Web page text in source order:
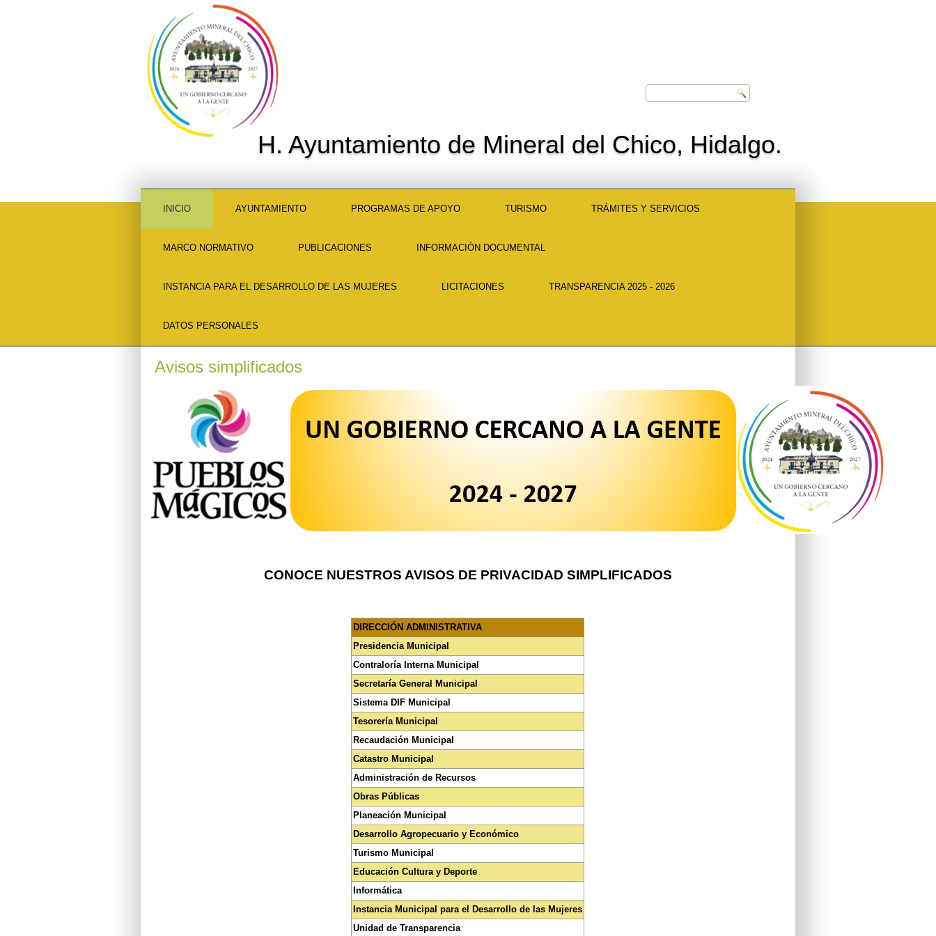
H. Ayuntamiento de Mineral del Chico, Hidalgo.
INICIO AYUNTAMIENTO PROGRAMAS DE APOYO TURISMO TRÁMITES Y SERVICIOS
MARCO NORMATIVO PUBLICACIONES INFORMACIÓN DOCUMENTAL
INSTANCIA PARA EL DESARROLLO DE LAS MUJERES LICITACIONES TRANSPARENCIA 2025 - 2026
DATOS PERSONALES
Avisos simplificados
CONOCE NUESTROS AVISOS DE PRIVACIDAD SIMPLIFICADOS
DIRECCIÓN ADMINISTRATIVA
Presidencia Municipal
Contraloría Interna Municipal
Secretaría General Municipal
Sistema DIF Municipal
Tesorería Municipal
Recaudación Municipal
Catastro Municipal
Administración de Recursos
Obras Públicas
Planeación Municipal
Desarrollo Agropecuario y Económico
Turismo Municipal
Educación Cultura y Deporte
Informática
Instancia Municipal para el Desarrollo de las Mujeres
Unidad de Transparencia